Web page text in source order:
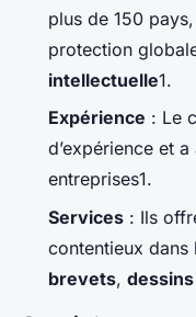
plus de 150
protection
intellectuelle1.
Expérience : Le
d’expérience et
entreprises1.
Services : Ils
contentieux dans
brevets,